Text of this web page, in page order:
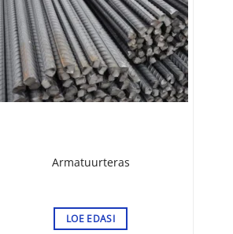
Armatuurteras
LOE EDASI